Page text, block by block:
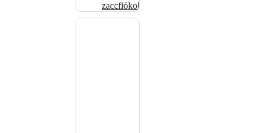
zaccfiókok